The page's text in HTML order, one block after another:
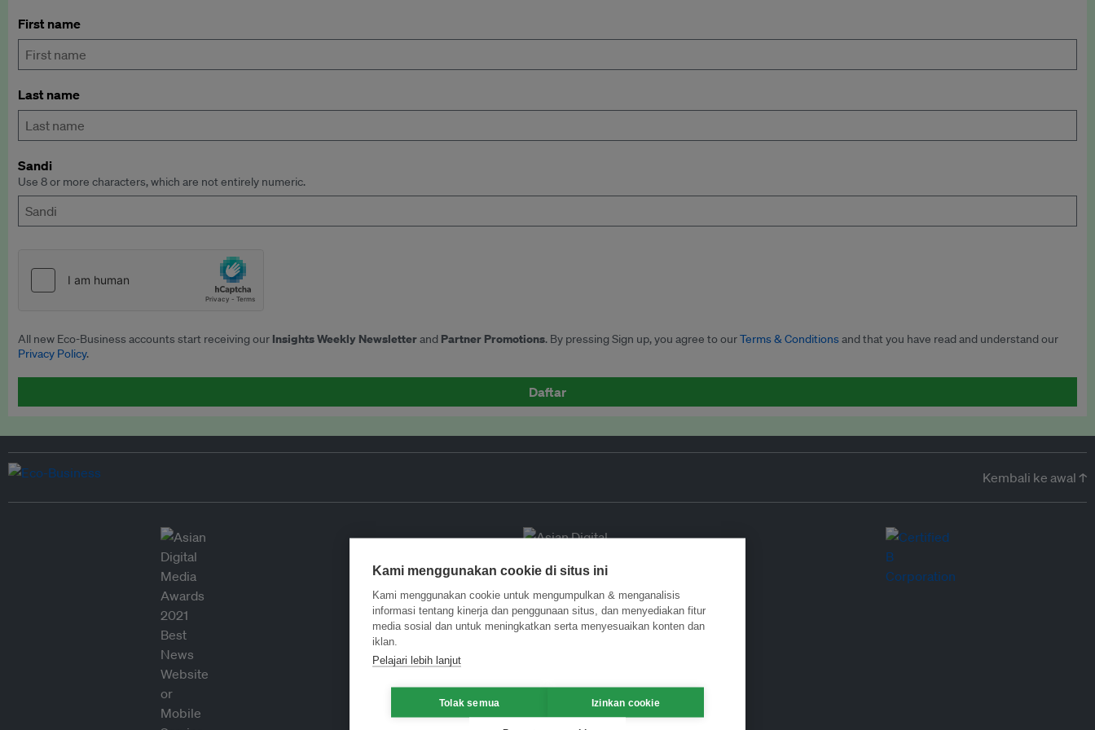
First name
Last name
Sandi
Use 8 or more characters, which are not entirely numeric.
All new Eco-Business accounts start receiving our Insights Weekly Newsletterand Partner Promotions. By pressing Sign up, you agree to ourTerms & Conditionsand that you have read and understand our
Privacy Policy.
Daftar
Kembali ke awal ↑
Kami menggunakan cookie di situs ini
Kami menggunakan cookie untuk mengumpulkan & menganalisis
informasi tentang kinerja dan penggunaan situs, dan menyediakan fitur
media sosial dan untuk meningkatkan serta menyesuaikan konten dan
iklan.
Pelajari lebih lanjut
Tolak semua Izinkan cookie